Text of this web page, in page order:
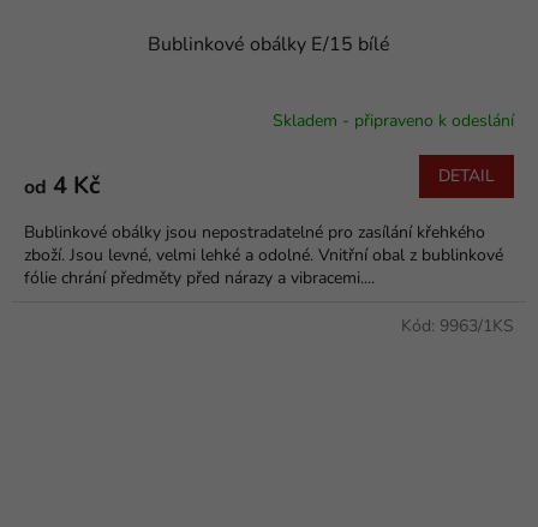
Bublinkové obálky E/15 bílé
Skladem - připraveno k odeslání
od 4 Kč DETAIL
Bublinkové obálky jsou nepostradatelné pro zasílání křehkého
zboží. Jsou levné, velmi lehké a odolné. Vnitřní obal z bublinkové
fólie chrání předměty před nárazy a vibracemi....
Kód: 9963/1KS